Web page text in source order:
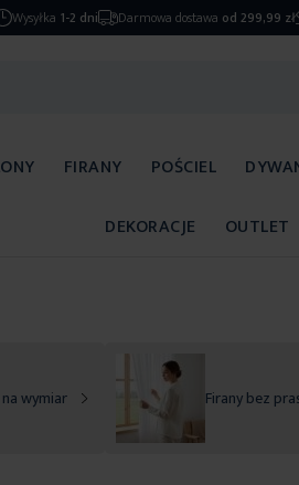
Wysyłka 1-2 dni Darmowa dostawa od 299,99 zł
FIRANY POŚCIEL
DEKORACJE
OUTLET
wymiar Firany bez